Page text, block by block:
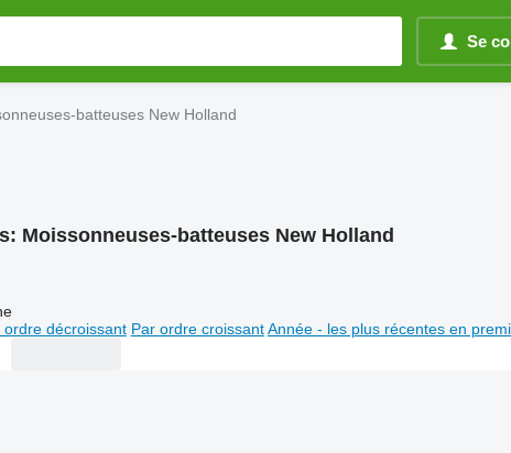
Se
batteuses New Holland
Moissonneuses-batteuses New Holland
ordre décroissant Par ordre croissant Année - les plus récentes en